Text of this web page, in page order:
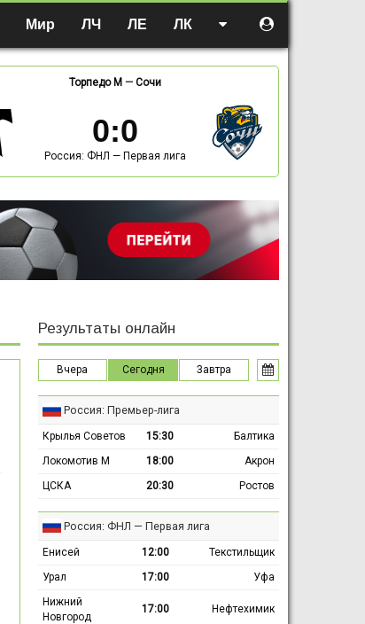
Мир ЛЧ ЛЕ ЛК
Торпедо М — Сочи
0:0
Россия: ФНЛ — Первая лига
Результаты онлайн
Вчера Сегодня Завтра
Россия: Премьер-лига
Крылья Советов 15:30
Балтика
Локомотив М
18:00
Акрон
ЦСКА
20:30 Ростов
Россия: ФНЛ — Первая лига
Енисей 12:00
Текстильщик
Урал
17:00
Уфа
Нижний
Новгород
17:00 Нефтехимик